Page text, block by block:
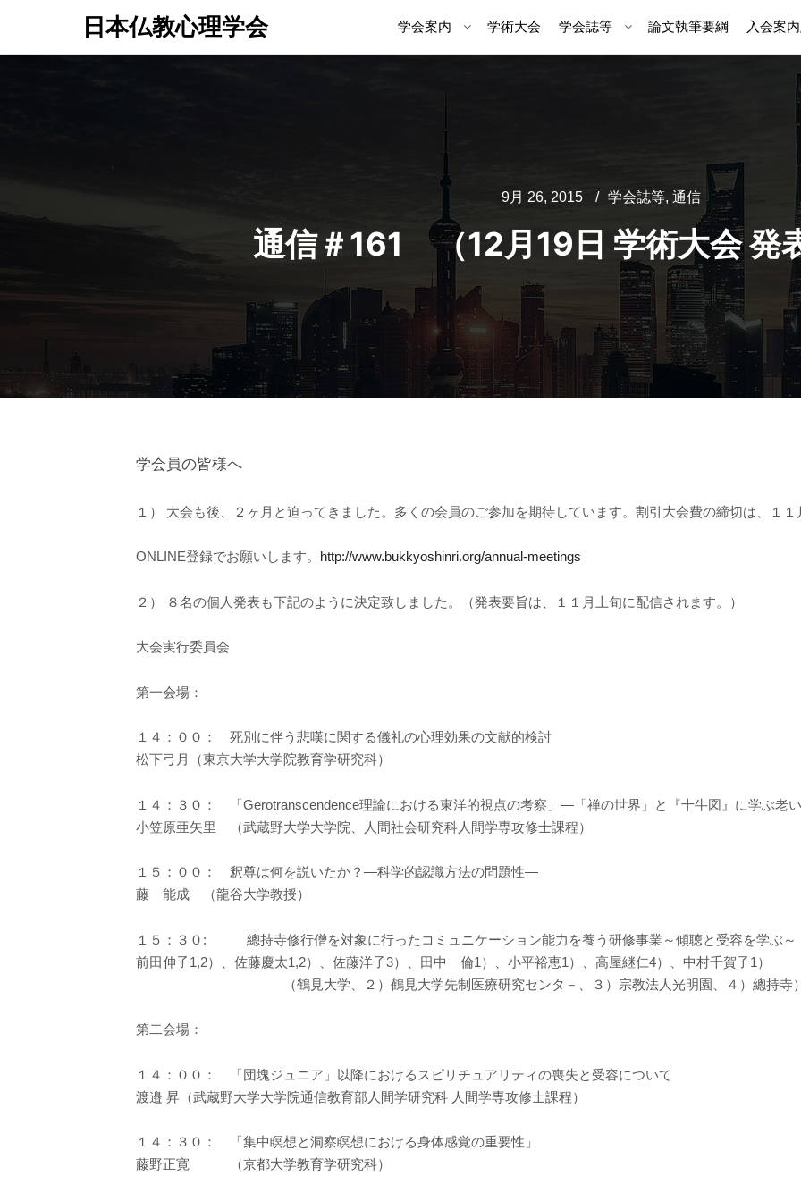
日本仏教心理学会 学会案内 学術大会 学会誌等 論文執筆要綱 入会案
9月 26, 2015 学会誌等, 通信
通信＃161 （12月19日 学術大会 発
学会員の皆様へ
１） 大会も後、２ヶ月と迫ってきました。多くの会員のご参加を期待しています。割引大会費の締切は、１１
ONLINE登録でお願いします。 http://www.bukkyoshinri.org/annual-meetings
２） ８名の個人発表も下記のように決定致しました。（発表要旨は、１１月上旬に配信されます。）
大会実行委員会
第一会場：
１４：００： 死別に伴う悲嘆に関する儀礼の心理効果の文献的検討
松下弓月（東京大学大学院教育学研究科）
１４：３０： 「Gerotranscendence理論における東洋的視点の考察」―「禅の世界」と『十牛図』に学ぶ老
小笠原亜矢里 （武蔵野大学大学院、人間社会研究科人間学専攻修士課程）
１５：００： 釈尊は何を説いたか？―科学的認識方法の問題性―
藤 能成 （龍谷大学教授）
１５：３０: 總持寺修行僧を対象に行ったコミュニケーション能力を養う研修事業～傾聴と受容を学ぶ～
前田伸子1,2）、佐藤慶太1,2）、佐藤洋子3）、田中 倫1）、小平裕恵1）、高屋継仁4）、中村千賀子1）
（鶴見大学、２）鶴見大学先制医療研究センタ－、３）宗教法人光明園、４）總持寺）
第二会場：
１４：００： 「団塊ジュニア」以降におけるスピリチュアリティの喪失と受容について
渡邉 昇（武蔵野大学大学院通信教育部人間学研究科 人間学専攻修士課程）
１４：３０： 「集中瞑想と洞察瞑想における身体感覚の重要性」
藤野正寛 （京都大学教育学研究科）